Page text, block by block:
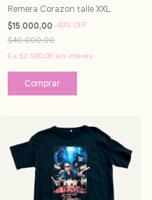
Remera Corazon talle XXL
$15.000,00 -63% OFF
$40.000,00
6 x $2.500,00 sin interés